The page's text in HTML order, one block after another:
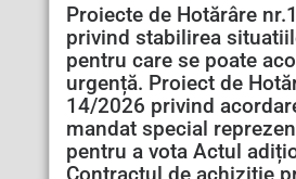
Proiecte de Hotărâre
privind stabilirea
pentru care se poate
urgență. Proiect de
14/2026 privind
mandat special
pentru a vota Actul
Contractul de achiziție